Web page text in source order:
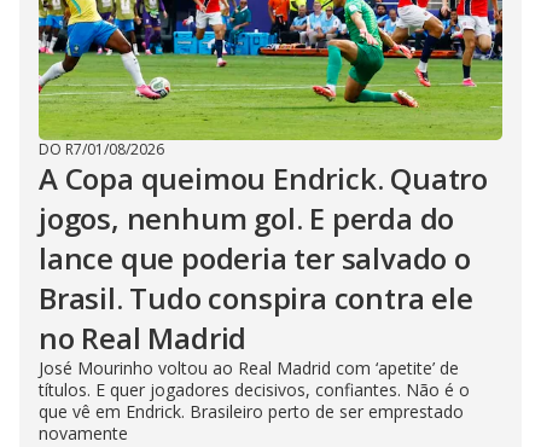
DO R7/01/08/2026
A Copa queimou Endrick. Quatro
jogos, nenhum gol. E perda do
lance que poderia ter salvado o
Brasil. Tudo conspira contra ele
no Real Madrid
José Mourinho voltou ao Real Madrid com ‘apetite’ de
títulos. E quer jogadores decisivos, confiantes. Não é o
que vê em Endrick. Brasileiro perto de ser emprestado
novamente